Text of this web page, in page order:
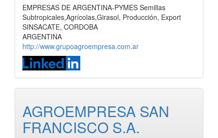
EMPRESAS DE ARGENTINA-PYMES Semillas
Subtropicales,Agrícolas,Girasol, Producción, Export
SINSACATE, CORDOBA
ARGENTINA
http://www.grupoagroempresa.com.ar
AGROEMPRESA SAN
FRANCISCO S.A.